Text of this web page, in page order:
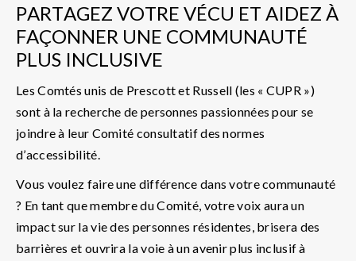
PARTAGEZ VOTRE VÉCU ET AIDEZ À
FAÇONNER UNE COMMUNAUTÉ
PLUS INCLUSIVE
Les Comtés unis de Prescott et Russell (les « CUPR »)
sont à la recherche de personnes passionnées pour se
joindre à leur Comité consultatif des normes
d’accessibilité.
Vous voulez faire une différence dans votre communauté
? En tant que membre du Comité, votre voix aura un
impact sur la vie des personnes résidentes, brisera des
barrières et ouvrira la voie à un avenir plus inclusif à